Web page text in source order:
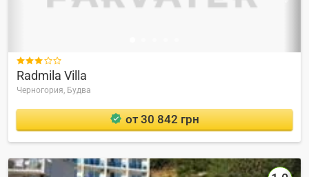

Radmila Villa
Черногория, Будва
от 30 842 грн